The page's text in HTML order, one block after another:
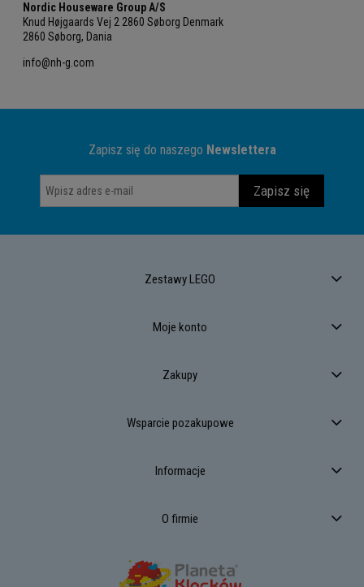
Nordic Houseware Group A/S
Knud Højgaards Vej 2 2860 Søborg Denmark
2860 Søborg, Dania
info@nh-g.com
Zapisz się do naszego Newslettera
Zapisz się
Zestawy LEGO
Moje konto
Zakupy
Wsparcie pozakupowe
Informacje
O firmie